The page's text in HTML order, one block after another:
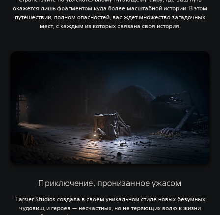
окажется лишь фрагментом куда более масштабной истории. В этом
путешествии, полном опасностей, вас ждёт множество загадочных
мест, с каждым из которых связана своя история.
Приключение, пронизанное ужасом
Tarsier Studios создала в своём уникальном стиле новых безумных
чудовищ и героев — несчастных, но не теряющих волю к жизни